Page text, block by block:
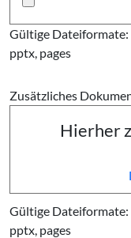
Gültige Dateiformate:
pptx, pages
Zusätzliches
Hierher
Gültige Dateiformate:
pptx, pages